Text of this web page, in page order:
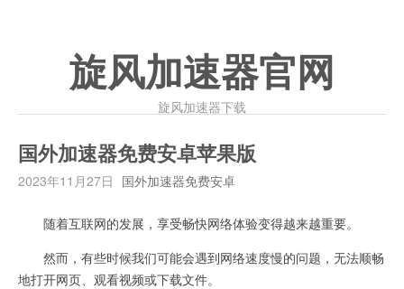
旋风加速器官网
旋风加速器下载
国外加速器免费安卓苹果版
2023年11月27日 国外加速器免费安卓
随着互联网的发展，享受畅快网络体验变得越来越重要。
然而，有些时候我们可能会遇到网络速度慢的问题，无法顺畅
地打开网页、观看视频或下载文件。